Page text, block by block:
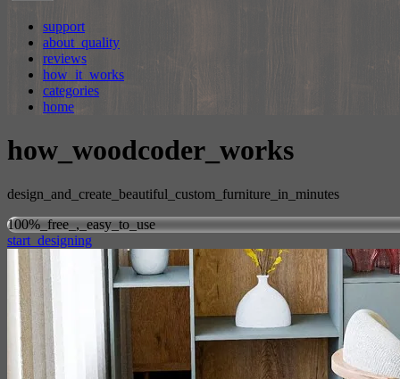
support
about_quality
reviews
how_it_works
categories
home
how_woodcoder_works
design_and_create_beautiful_custom_furniture_in_minutes
100%_free_,_easy_to_use
start_designing